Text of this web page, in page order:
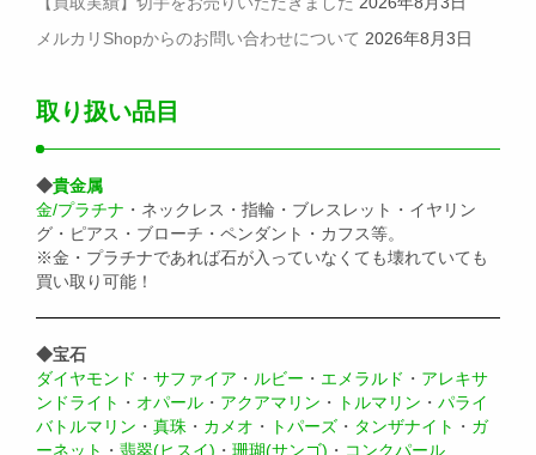
メルカリShopからのお問い合わせについて 2026年8月3日
取り扱い品目
◆貴金属
金/プラチナ ・ネックレス・指輪・ブレスレット・イヤリン
グ・ピアス・ブローチ・ペンダント・カフス等。
※金・プラチナであれば石が入っていなくても壊れていても
買い取り可能！
◆宝石
ダイヤモンド ・ サファイア ・ ルビー ・ エメラルド ・ アレキサ
ンドライト ・ オパール ・ アクアマリン ・ トルマリン ・ パライ
バトルマリン ・ 真珠 ・ カメオ ・ トパーズ ・ タンザナイト ・ ガ
ーネット ・ 翡翠(ヒスイ) ・ 珊瑚(サンゴ) ・ コンクパール